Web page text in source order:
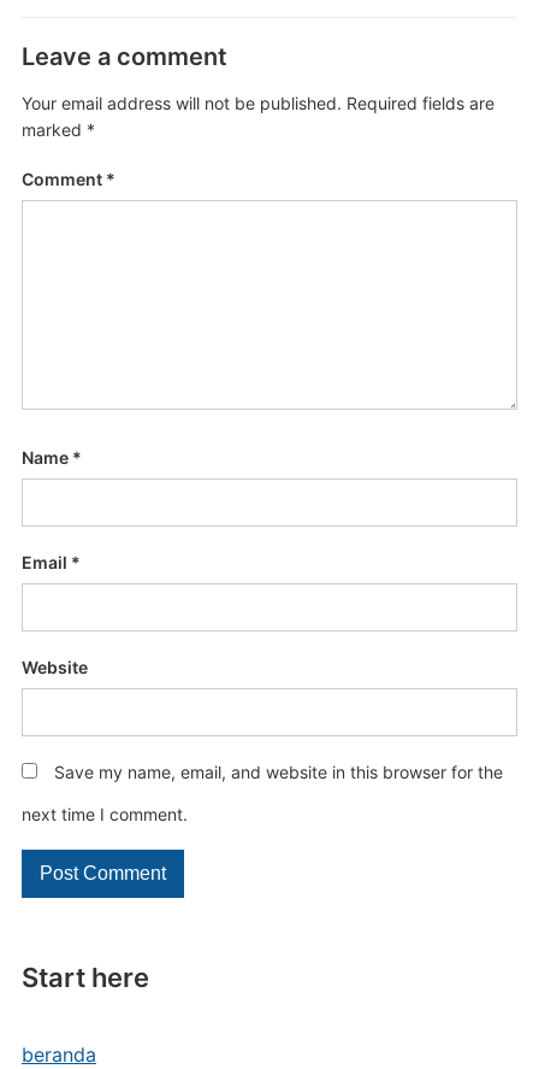
Start here
beranda
Leave a comment
Your email address will not be published. Required fields are
marked *
Comment *
Name *
Email *
Website
Save my name, email, and website in this browser for the
next time I comment.